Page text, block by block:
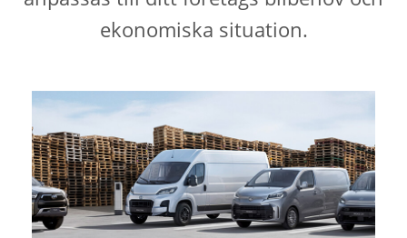
ekonomiska situation.